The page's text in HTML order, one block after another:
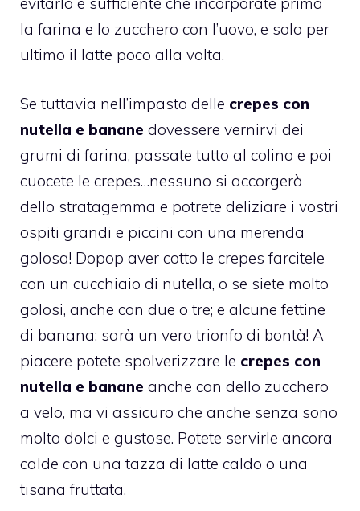
la farina e lo zucchero con l’uovo, e solo per
ultimo il latte poco alla volta.
Se tuttavia nell’impasto delle crepes con
nutella e banane dovessere vernirvi dei
grumi di farina, passate tutto al colino e poi
cuocete le crepes…nessuno si accorgerà
dello stratagemma e potrete deliziare i vostri
ospiti grandi e piccini con una merenda
golosa! Dopop aver cotto le crepes farcitele
con un cucchiaio di nutella, o se siete molto
golosi, anche con due o tre; e alcune fettine
di banana: sarà un vero trionfo di bontà! A
piacere potete spolverizzare le crepes con
nutella e banane anche con dello zucchero
a velo, ma vi assicuro che anche senza sono
molto dolci e gustose. Potete servirle ancora
calde con una tazza di latte caldo o una
tisana fruttata.